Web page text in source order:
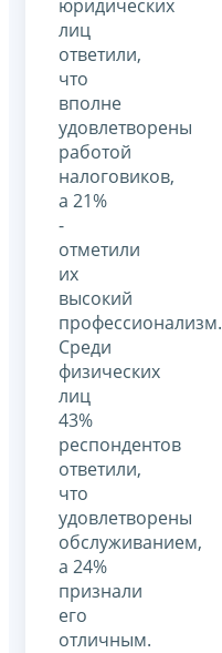
юридических
лиц
ответили,
что
вполне
удовлетворены
работой
налоговиков,
а 21%
-
отметили
их
высокий
профессионализм.
Среди
физических
лиц
43%
респондентов
ответили,
что
удовлетворены
обслуживанием,
а 24%
признали
его
отличным.